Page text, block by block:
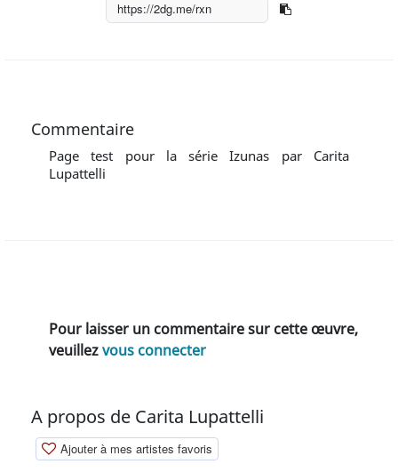
Commentaire
Page test pour la série Izunas par Carita
Lupattelli
Pour laisser un commentaire sur cette œuvre,
veuillezvous connecter
A propos de Carita Lupattelli
Ajouter à mes artistes favoris